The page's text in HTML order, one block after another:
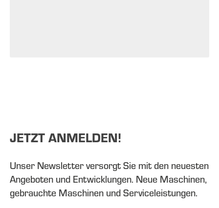
JETZT ANMELDEN!
Unser Newsletter versorgt Sie mit den neuesten
Angeboten und Entwicklungen. Neue Maschinen,
gebrauchte Maschinen und Serviceleistungen.